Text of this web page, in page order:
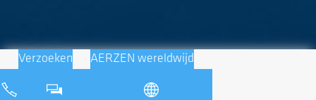
Verzoeken AERZEN wereldwijd